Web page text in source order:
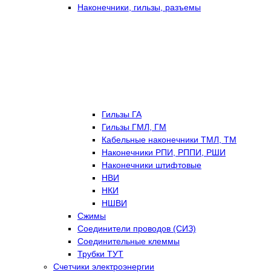
Наконечники, гильзы, разъемы
Гильзы ГА
Гильзы ГМЛ, ГМ
Кабельные наконечники ТМЛ, ТМ
Наконечники РПИ, РППИ, РШИ
Наконечники штифтовые
НВИ
НКИ
НШВИ
Сжимы
Соединители проводов (СИЗ)
Соединительные клеммы
Трубки ТУТ
Счетчики электроэнергии